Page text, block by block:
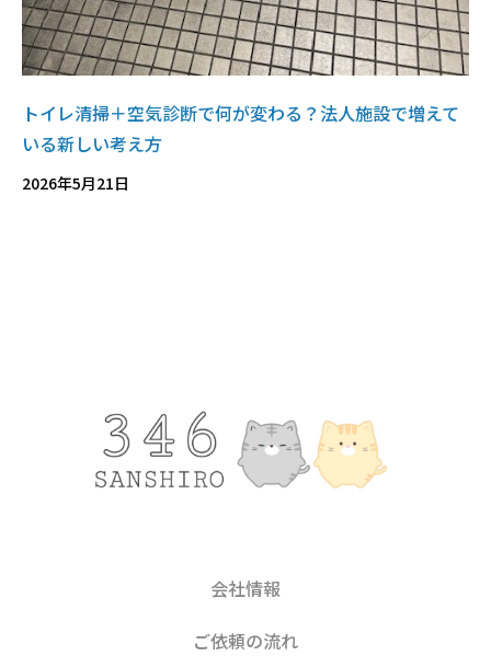
トイレ清掃＋空気診断で何が変わる？法人施設で増えて
いる新しい考え方
2026年5月21日
会社情報
ご依頼の流れ